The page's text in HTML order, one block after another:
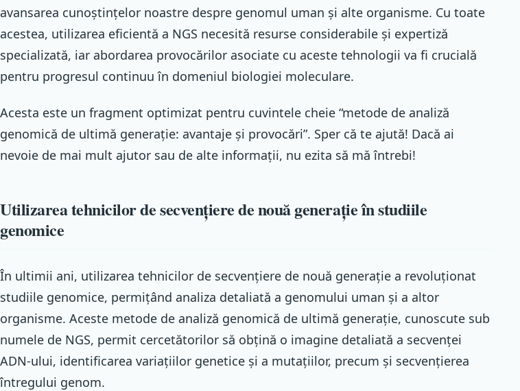
avansarea cunoștințelor noastre despre genomul uman și alte organisme. Cu toate
acestea, utilizarea eficientă a NGS necesită resurse considerabile și expertiză
specializată, iar abordarea provocărilor asociate cu aceste tehnologii va fi crucială
pentru progresul continuu în domeniul biologiei moleculare.
Acesta este un fragment optimizat pentru cuvintele cheie “metode de analiză
genomică de ultimă generație: avantaje și provocări”. Sper că te ajută! Dacă ai
nevoie de mai mult ajutor sau de alte informații, nu ezita să mă întrebi!
Utilizarea tehnicilor de secvențiere de nouă generație în studiile
genomice
În ultimii ani, utilizarea tehnicilor de secvențiere de nouă generație a revoluționat
studiile genomice, permițând analiza detaliată a genomului uman și a altor
organisme. Aceste metode de analiză genomică de ultimă generație, cunoscute sub
numele de NGS, permit cercetătorilor să obțină o imagine detaliată a secvenței
ADN-ului, identificarea variațiilor genetice și a mutațiilor, precum și secvențierea
întregului genom.